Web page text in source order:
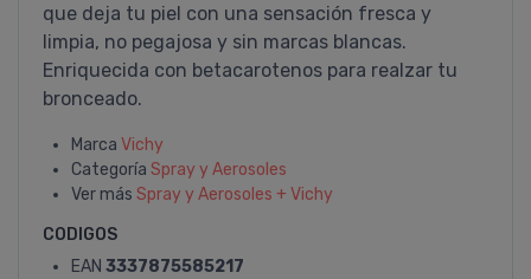
que deja tu piel con una sensación fresca y
limpia, no pegajosa y sin marcas blancas.
Enriquecida con betacarotenos para realzar tu
bronceado.
Marca Vichy
Categoría Spray y Aerosoles
Ver más Spray y Aerosoles + Vichy
CODIGOS
EAN 3337875585217